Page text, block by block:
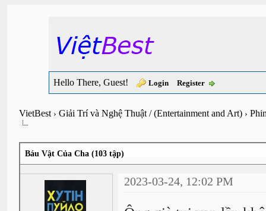
Hello There, Guest! Login Register
VietBest›Giải Trí và Nghệ Thuật / (Entertainment and Art) ›
Báu Vật Của Cha (103 tập)
2023-03-24, 12:02 PM